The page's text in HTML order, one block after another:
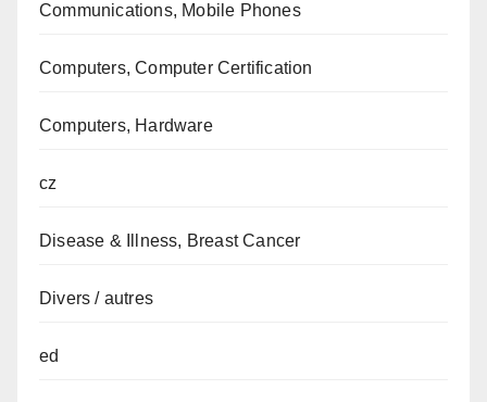
Communications, Mobile Phones
Computers, Computer Certification
Computers, Hardware
cz
Disease & Illness, Breast Cancer
Divers / autres
ed